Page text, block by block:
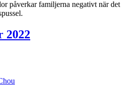
påverkar familjerna negativt när det
2022